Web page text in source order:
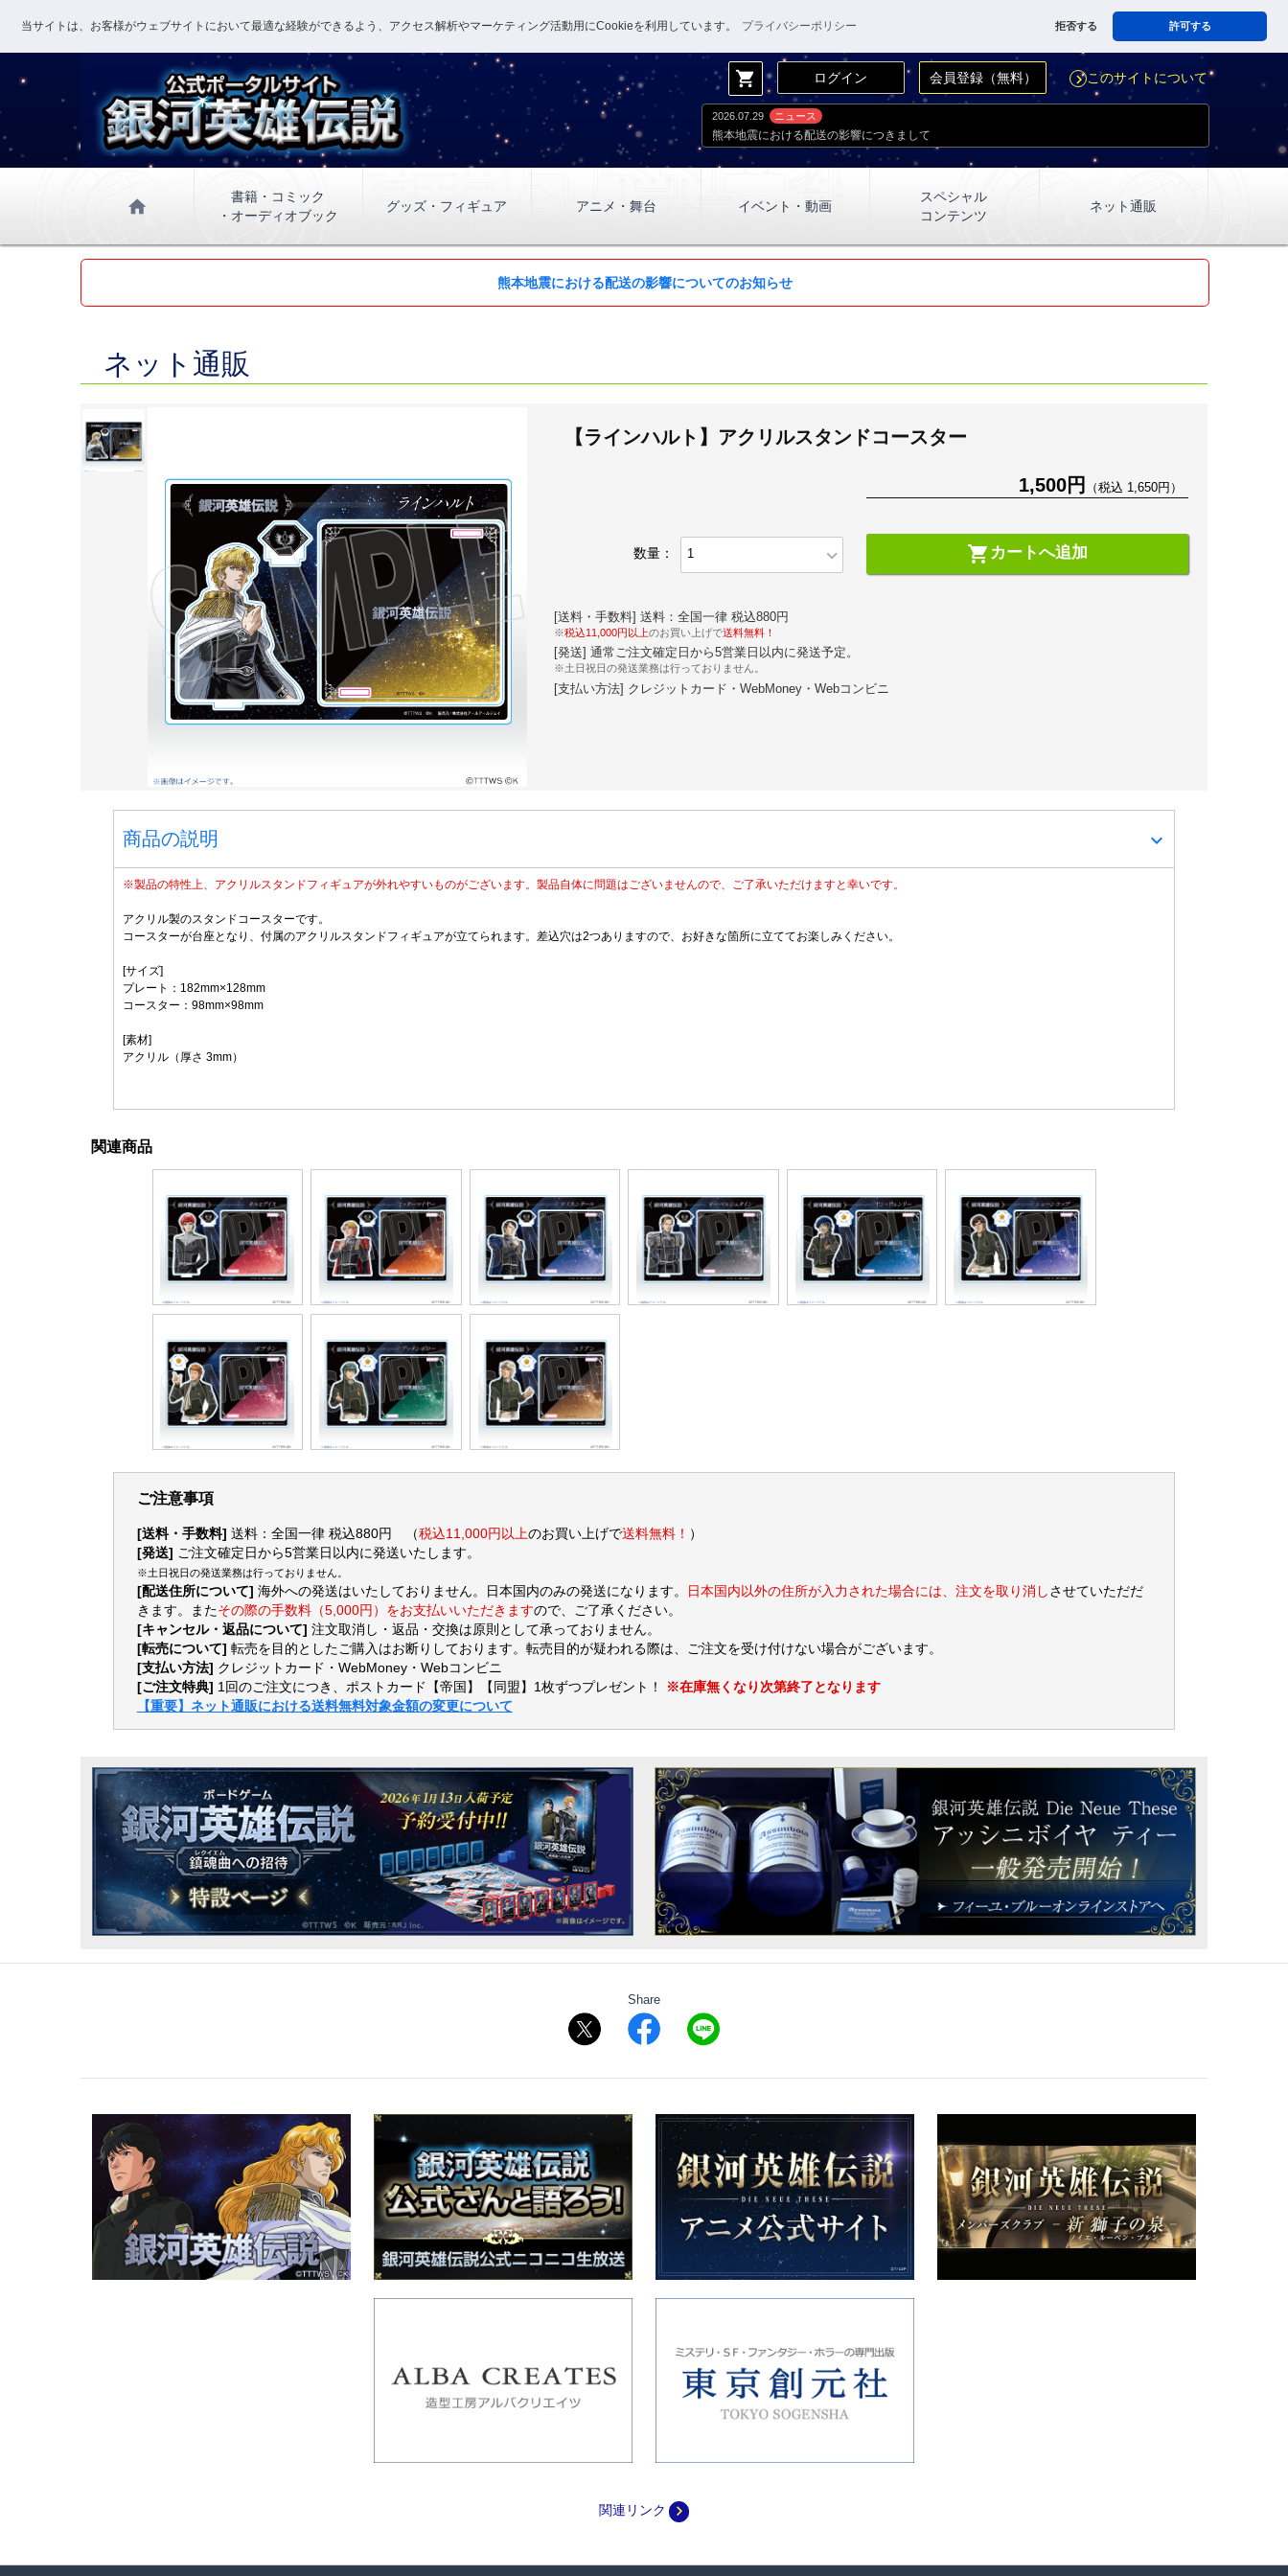
当サイトは、お客様がウェブサイトにおいて最適な経験ができるよう、アクセス解析やマーケティング活動用にCookieを利用しています。 プライバシーポリシー 拒否する 許可する
shopping_cart ログイン 会員登録（無料） navigate_nextこのサイトについて
2026.07.29 ニュース
熊本地震における配送の影響につきまして
home
書籍・コミック
・オーディオブック
グッズ・フィギュア アニメ・舞台 イベント・動画
スペシャル
コンテンツ
ネット通販
熊本地震における配送の影響についてのお知らせ
ネット通販
【ラインハルト】アクリルスタンドコースター
1,500円 （税込 1,650円）
数量： expand_more shopping_cart カートへ追加
[送料・手数料] 送料：全国一律 税込880円
※税込11,000円以上のお買い上げで送料無料！
[発送] 通常ご注文確定日から5営業日以内に発送予定。
※土日祝日の発送業務は行っておりません。
[支払い方法] クレジットカード・WebMoney・Webコンビニ
商品の説明 expand_more
※製品の特性上、アクリルスタンドフィギュアが外れやすいものがございます。製品自体に問題はございませんので、ご了承いただけますと幸いです。
アクリル製のスタンドコースターです。
コースターが台座となり、付属のアクリルスタンドフィギュアが立てられます。差込穴は2つありますので、お好きな箇所に立ててお楽しみください。
[サイズ]
プレート：182mm×128mm
コースター：98mm×98mm
[素材]
アクリル（厚さ 3mm）
関連商品
ご注意事項
[送料・手数料] 送料：全国一律 税込880円 （税込11,000円以上のお買い上げで送料無料！ ）
[発送] ご注文確定日から5営業日以内に発送いたします。
※土日祝日の発送業務は行っておりません。
[配送住所について] 海外への発送はいたしておりません。日本国内のみの発送になります。 日本国内以外の住所が入力された場合には、注文を取り消しさせていただだ
きます。またその際の手数料（5,000円）をお支払いいただきますので、ご了承ください。
[キャンセル・返品について] 注文取消し・返品・交換は原則として承っておりません。
[転売について] 転売を目的としたご購入はお断りしております。転売目的が疑われる際は、ご注文を受け付けない場合がございます。
[支払い方法] クレジットカード・WebMoney・Webコンビニ
[ご注文特典] 1回のご注文につき、ポストカード【帝国】【同盟】1枚ずつプレゼント！
※在庫無くなり次第終了となります
【重要】ネット通販における送料無料対象金額の変更について
Share
関連リンク navigate_next